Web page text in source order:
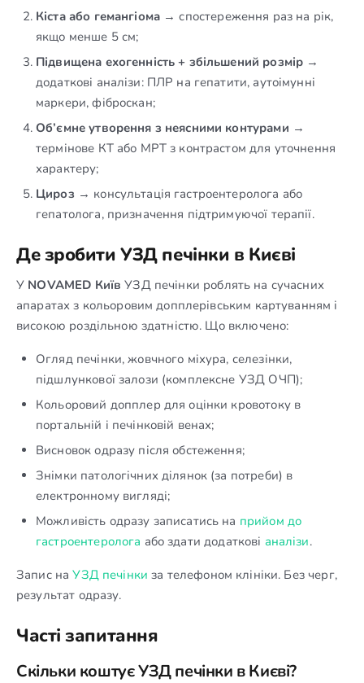
Кіста або гемангіома → спостереження раз на рік,
якщо менше 5 см;
Підвищена ехогенність + збільшений розмір →
додаткові аналізи: ПЛР на гепатити, аутоімунні
маркери, фіброскан;
Об’ємне утворення з неясними контурами →
термінове КТ або МРТ з контрастом для уточнення
характеру;
Цироз → консультація гастроентеролога або
гепатолога, призначення підтримуючої терапії.
Де зробити УЗД печінки в Києві
У NOVAMED Київ УЗД печінки роблять на сучасних
апаратах з кольоровим допплерівським картуванням і
високою роздільною здатністю. Що включено:
Огляд печінки, жовчного міхура, селезінки,
підшлункової залози (комплексне УЗД ОЧП);
Кольоровий допплер для оцінки кровотоку в
портальній і печінковій венах;
Висновок одразу після обстеження;
Знімки патологічних ділянок (за потреби) в
електронному вигляді;
Можливість одразу записатись на прийом до
гастроентеролога або здати додаткові аналізи.
Запис наУЗД печінки за телефоном клініки. Без черг,
результат одразу.
Часті запитання
Скільки коштує УЗД печінки в Києві?